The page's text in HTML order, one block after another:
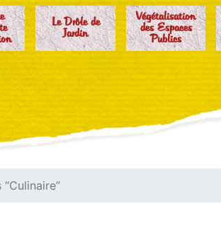
Le Drôle de
Jardin
Végétalisation
des Espaces
Publics